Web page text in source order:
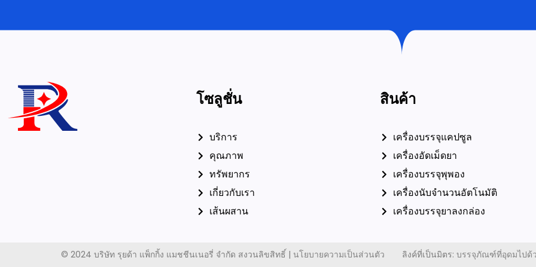
โซลูชั่น
บริการ
คุณภาพ
ทรัพยากร
เกี่ยวกับเรา
เส้นผสาน
สินค้า
เครื่องบรรจุแคปซูล
เครื่องอัดเม็ดยา
เครื่องบรรจุพุพอง
เครื่องนับจำนวนอัตโนมัติ
เครื่องบรรจุยาลงกล่อง
© 2024 บริษัท รุยด้า แพ็กกิ้ง แมชชีนเนอรี่ จำกัด สงวนลิขสิทธิ์ | นโยบายความเป็นส่วนตัว ลิงค์ที่เป็นมิตร: บรรจุภัณฑ์ที่อุดมไปด้